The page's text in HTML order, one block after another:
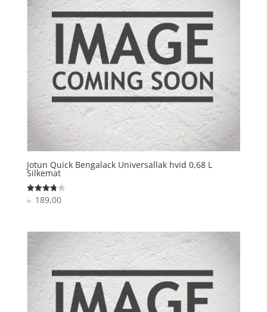
Jotun Quick Bengalack Universallak hvid 0,68 L
Silkemat
Vurderet
3.8
kr.189,00